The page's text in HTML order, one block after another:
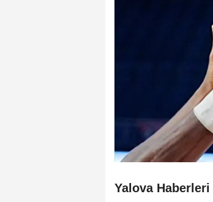
Yalova Haberleri